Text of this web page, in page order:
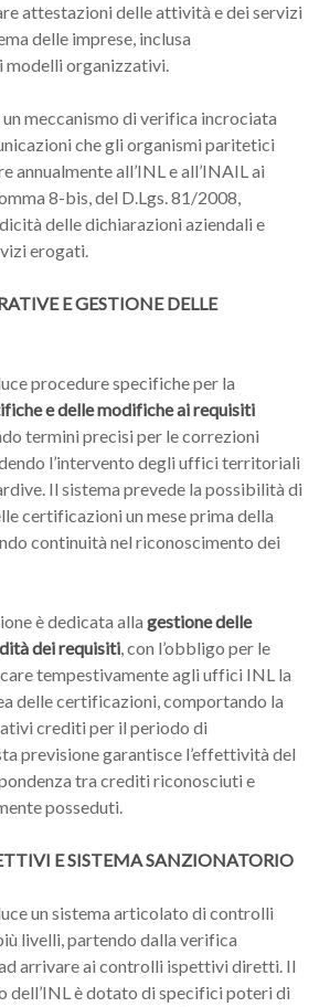
attestazioni delle attività e dei servizi
delle imprese, inclusa
modelli organizzativi.
meccanismo di verifica incrociata
che gli organismi paritetici
annualmente all’INL e all’INAIL ai
8-bis, del D.Lgs. 81/2008,
delle dichiarazioni aziendali e
erogati.
E GESTIONE DELLE
procedure specifiche per la
e delle modifiche ai requisiti
termini precisi per le correzioni
l’intervento degli uffici territoriali
Il sistema prevede la possibilità di
certificazioni un mese prima della
continuità nel riconoscimento dei
è dedicata alla gestione delle
dei requisiti, con l’obbligo per le
tempestivamente agli uffici INL la
delle certificazioni, comportando la
crediti per il periodo di
previsione garantisce l’effettività del
tra crediti riconosciuti e
posseduti.
E SISTEMA SANZIONATORIO
un sistema articolato di controlli
livelli, partendo dalla verifica
arrivare ai controlli ispettivi diretti. Il
dell’INL è dotato di specifici poteri di